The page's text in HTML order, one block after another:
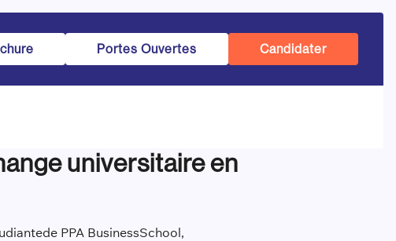
Portes Ouvertes Candidater
universitaire en
ede PPA BusinessSchool,